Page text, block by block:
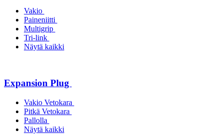
Vakio
Paineniitti
Multigrip
Tri-link
Näytä kaikki
Expansion Plug
Vakio Vetokara
Pitkä Vetokara
Pallolla
Näytä kaikki